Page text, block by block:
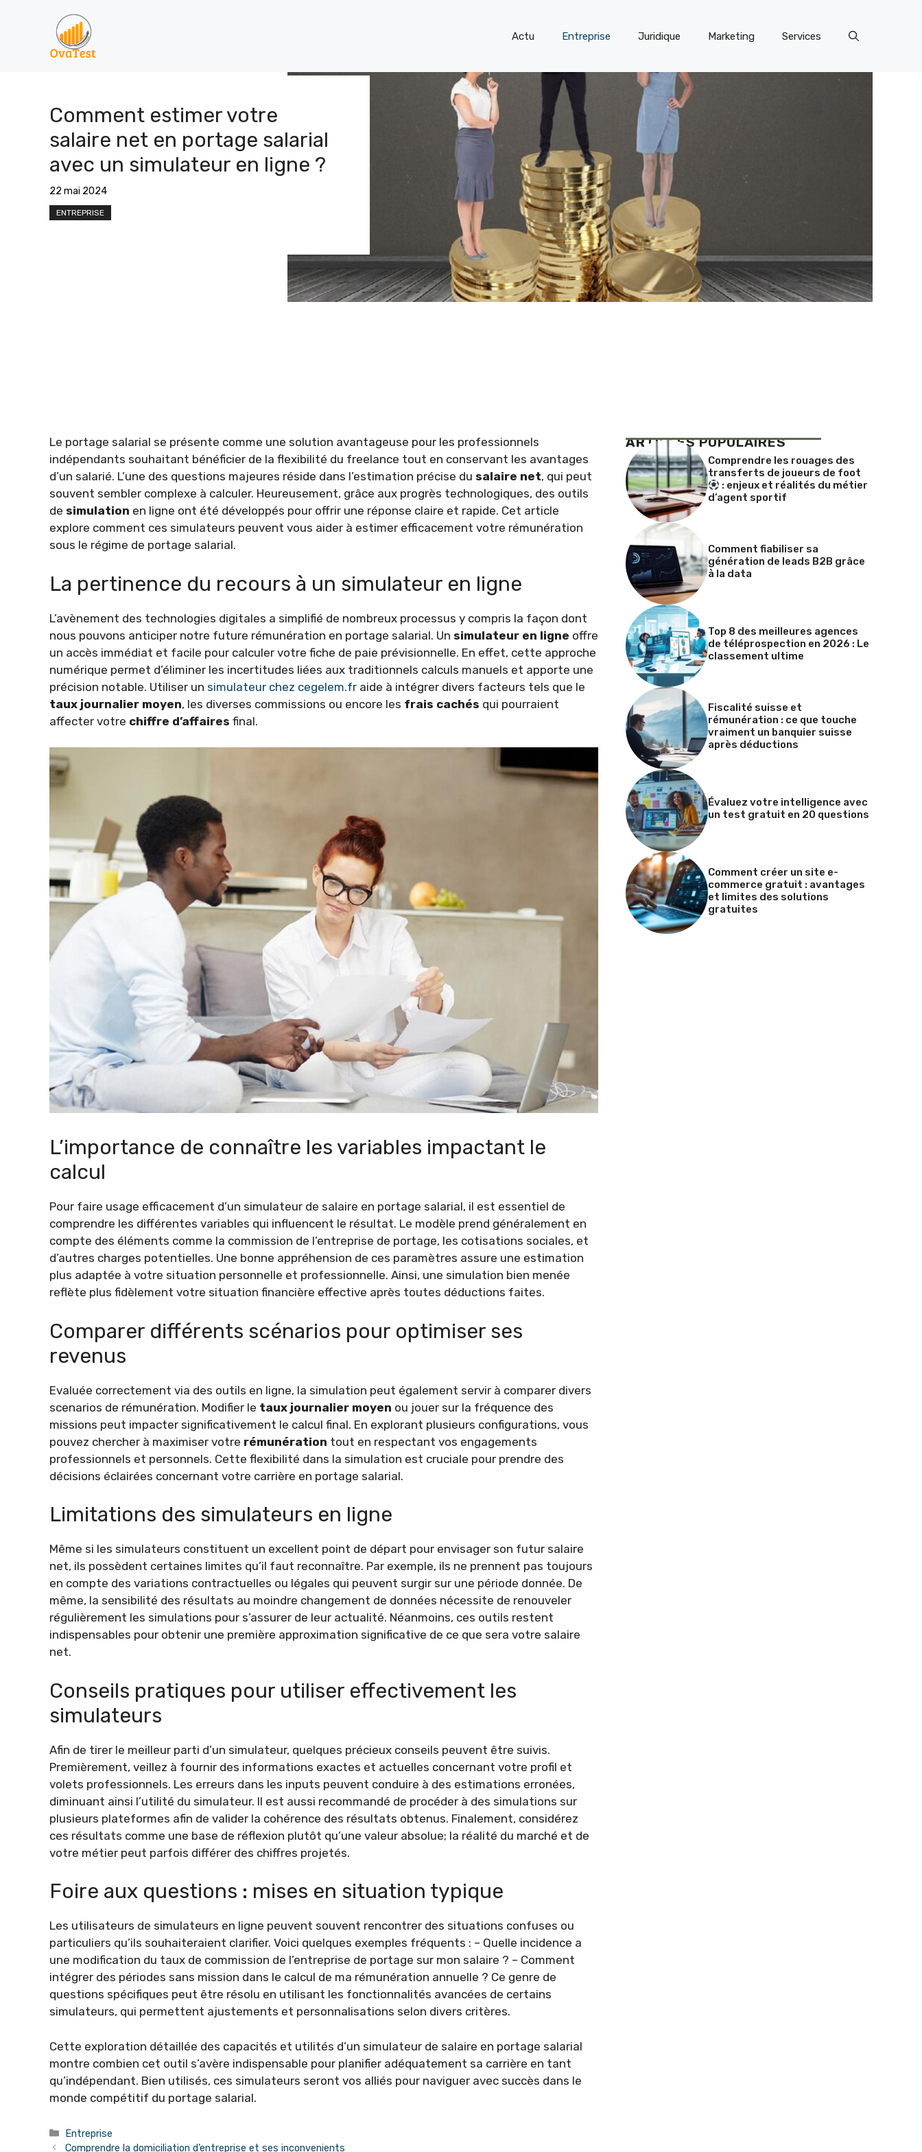
Actu Entreprise Juridique Marketing Services
Comment estimer votre
salaire net en portage salarial
avec un simulateur en ligne ?
22 mai 2024
ENTREPRISE
Le portage salarial se présente comme une solution avantageuse pour les professionnels
indépendants souhaitant bénéficier de la flexibilité du freelance tout en conservant les avantages
d’un salarié. L’une des questions majeures réside dans l’estimation précise du salaire net, qui peut
souvent sembler complexe à calculer. Heureusement, grâce aux progrès technologiques, des outils
de simulation en ligne ont été développés pour offrir une réponse claire et rapide. Cet article
explore comment ces simulateurs peuvent vous aider à estimer efficacement votre rémunération
sous le régime de portage salarial.
La pertinence du recours à un simulateur en ligne
L’avènement des technologies digitales a simplifié de nombreux processus y compris la façon dont
nous pouvons anticiper notre future rémunération en portage salarial. Un simulateur en ligne offre
un accès immédiat et facile pour calculer votre fiche de paie prévisionnelle. En effet, cette approche
numérique permet d’éliminer les incertitudes liées aux traditionnels calculs manuels et apporte une
précision notable. Utiliser un simulateur chez cegelem.fr aide à intégrer divers facteurs tels que le
taux journalier moyen, les diverses commissions ou encore les frais cachés qui pourraient
affecter votre chiffre d’affaires final.
L’importance de connaître les variables impactant le
calcul
Pour faire usage efficacement d’un simulateur de salaire en portage salarial, il est essentiel de
comprendre les différentes variables qui influencent le résultat. Le modèle prend généralement en
compte des éléments comme la commission de l’entreprise de portage, les cotisations sociales, et
d’autres charges potentielles. Une bonne appréhension de ces paramètres assure une estimation
plus adaptée à votre situation personnelle et professionnelle. Ainsi, une simulation bien menée
reflète plus fidèlement votre situation financière effective après toutes déductions faites.
Comparer différents scénarios pour optimiser ses
revenus
Evaluée correctement via des outils en ligne, la simulation peut également servir à comparer divers
scenarios de rémunération. Modifier le taux journalier moyen ou jouer sur la fréquence des
missions peut impacter significativement le calcul final. En explorant plusieurs configurations, vous
pouvez chercher à maximiser votre rémunération tout en respectant vos engagements
professionnels et personnels. Cette flexibilité dans la simulation est cruciale pour prendre des
décisions éclairées concernant votre carrière en portage salarial.
Limitations des simulateurs en ligne
Même si les simulateurs constituent un excellent point de départ pour envisager son futur salaire
net, ils possèdent certaines limites qu’il faut reconnaître. Par exemple, ils ne prennent pas toujours
en compte des variations contractuelles ou légales qui peuvent surgir sur une période donnée. De
même, la sensibilité des résultats au moindre changement de données nécessite de renouveler
régulièrement les simulations pour s’assurer de leur actualité. Néanmoins, ces outils restent
indispensables pour obtenir une première approximation significative de ce que sera votre salaire
net.
Conseils pratiques pour utiliser effectivement les
simulateurs
Afin de tirer le meilleur parti d’un simulateur, quelques précieux conseils peuvent être suivis.
Premièrement, veillez à fournir des informations exactes et actuelles concernant votre profil et
volets professionnels. Les erreurs dans les inputs peuvent conduire à des estimations erronées,
diminuant ainsi l’utilité du simulateur. Il est aussi recommandé de procéder à des simulations sur
plusieurs plateformes afin de valider la cohérence des résultats obtenus. Finalement, considérez
ces résultats comme une base de réflexion plutôt qu’une valeur absolue; la réalité du marché et de
votre métier peut parfois différer des chiffres projetés.
Foire aux questions : mises en situation typique
Les utilisateurs de simulateurs en ligne peuvent souvent rencontrer des situations confuses ou
particuliers qu’ils souhaiteraient clarifier. Voici quelques exemples fréquents : – Quelle incidence a
une modification du taux de commission de l’entreprise de portage sur mon salaire ? – Comment
intégrer des périodes sans mission dans le calcul de ma rémunération annuelle ? Ce genre de
questions spécifiques peut être résolu en utilisant les fonctionnalités avancées de certains
simulateurs, qui permettent ajustements et personnalisations selon divers critères.
Cette exploration détaillée des capacités et utilités d’un simulateur de salaire en portage salarial
montre combien cet outil s’avère indispensable pour planifier adéquatement sa carrière en tant
qu’indépendant. Bien utilisés, ces simulateurs seront vos alliés pour naviguer avec succès dans le
monde compétitif du portage salarial.
Catégories
Entreprise
Comprendre la domiciliation d’entreprise et ses inconvenients
ARTICLES POPULAIRES
Comprendre les rouages des
transferts de joueurs de foot
: enjeux et réalités du métier
d’agent sportif
Comment fiabiliser sa
génération de leads B2B grâce
à la data
Top 8 des meilleures agences
de téléprospection en 2026 : Le
classement ultime
Fiscalité suisse et
rémunération : ce que touche
vraiment un banquier suisse
après déductions
Évaluez votre intelligence avec
un test gratuit en 20 questions
Comment créer un site e-
commerce gratuit : avantages
et limites des solutions
gratuites